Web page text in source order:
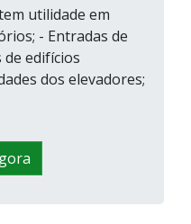
utilidade em
- Entradas de
de edifícios
dos elevadores;